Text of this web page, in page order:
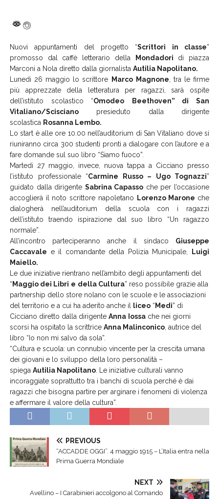
Nuovi appuntamenti del progetto “Scrittori in classe”
promosso dal caffè letterario della
Mondadori di piazza
Marconi a Nola diretto dalla giornalista Autilia Napolitano.
Lunedi 26 maggio lo scrittore
Marco Magnone , tra le firme
più apprezzate della letteratura per ragazzi, sarà ospite
dell’istituto scolastico “Omodeo
Beethoven” di San
Vitaliano/Scisciano presieduto dalla dirigente
scolastica Rosanna Lembo.
Lo start è alle ore 10.00 nell’auditorium di San Vitaliano dove si
riuniranno circa 300 studenti pronti a dialogare con l’autore e a
fare domande sul suo libro “Siamo fuoco”.
Martedi 27 maggio, invece, nuova tappa a Cicciano presso
l’istituto professionale “Carmine Russo – Ugo Tognazzi”
guidato dalla dirigente Sabrina Capasso che per l’occasione
accoglierà il noto scrittore napoletano
Lorenzo Marone che
dialogherà nell’auditorium della scuola con i ragazzi
dell’istituto traendo ispirazione dal suo libro “Un ragazzo
normale”.
All’incontro parteciperanno anche il sindaco Giuseppe
Caccavale e il comandante della Polizia Municipale,
Luigi
Maiello.
Le due iniziative rientrano nell’ambito degli appuntamenti del
“ Maggio dei Libri e della Cultura” reso possibile grazie alla
partnership dello store nolano con le scuole e le associazioni
del territorio e a cui ha aderito anche il
liceo “ Medi” di
Cicciano diretto dalla dirigente Anna Iossa che nei giorni
scorsi ha ospitato la scrittrice Anna Malinconico , autrice del
libro “Io non mi salvo da sola”.
“Cultura e scuola: un connubio vincente per la crescita umana
dei giovani e lo sviluppo della loro personalità –
spiega Autilia Napolitano . Le iniziative culturali vanno
incoraggiate soprattutto tra i banchi di scuola perché è dai
ragazzi che bisogna partire per arginare i fenomeni di violenza
e affermare il valore della cultura”.
PREVIOUS
“ACCADDE OGGI”. 4 maggio 1915 – L’Italia entra nella
Prima Guerra Mondiale
NEXT
Avellino – I Carabinieri accolgono al Comando